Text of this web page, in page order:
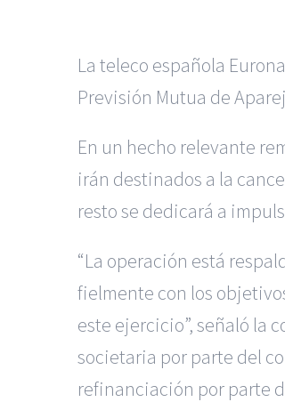
La teleco española
Previsión Mutua de
En un hecho relevante
irán destinados a la
resto se dedicará a
“La operación está
fielmente con los
este ejercicio”, señaló la
societaria por parte del
refinanciación por parte